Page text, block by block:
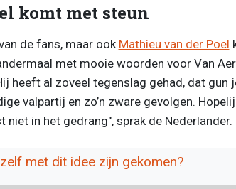
komt met steun
de fans, maar ook Mathieu van der Poel
met mooie woorden voor Van
heeft al zoveel tegenslag gehad, dat gun
valpartij en zo’n zware gevolgen.
niet in het gedrang", sprak de Nederlander.
met dit idee zijn gekomen?